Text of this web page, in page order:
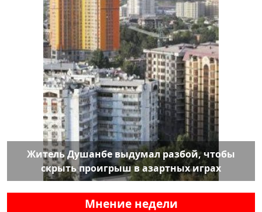
Житель Душанбе выдумал разбой, чтобы
скрыть проигрыш в азартных играх
Мнение недели